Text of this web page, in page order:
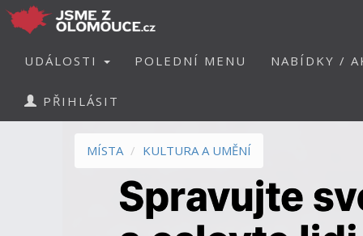
UDÁLOSTI POLEDNÍ MENU NABÍDKY /
PŘIHLÁSIT
MÍSTA KULTURA A UMĚNÍ